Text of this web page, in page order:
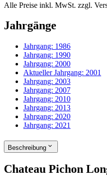
Alle Preise inkl. MwSt. zzgl.
Jahrgänge
Jahrgang: 1986
Jahrgang: 1990
Jahrgang: 2000
Aktueller Jahrgang: 2001
Jahrgang: 2003
Jahrgang: 2007
Jahrgang: 2010
Jahrgang: 2013
Jahrgang: 2020
Jahrgang: 2021
Beschreibung
Chateau Pichon